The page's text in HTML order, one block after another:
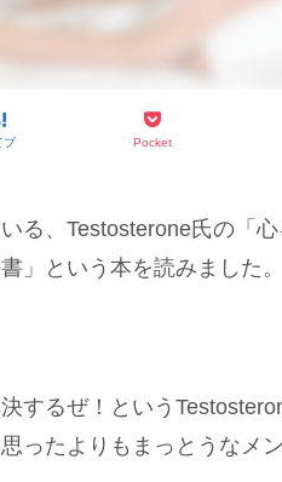
ブ Pocket
る、Testosterone氏の「
」という本を読みました。
するぜ！という
ったよりもまっとうなメ